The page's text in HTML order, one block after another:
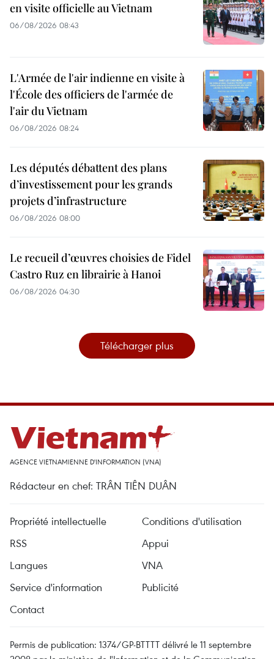
en visite officielle au Vietnam
06/08/2026 08:43
L'Armée de l'air indienne en visite à
l'École des officiers de l'armée de
l'air du Vietnam
06/08/2026 08:24
Les députés débattent des plans
d’investissement pour les grands
projets d’infrastructure
06/08/2026 08:00
Le recueil d’œuvres choisies de Fidel
Castro Ruz en librairie à Hanoi
06/08/2026 04:30
Télécharger plus
AGENCE VIETNAMIENNE D'INFORMATION (VNA)
Rédacteur en chef: TRÂN TIÊN DUÂN
Propriété intellectuelle
Conditions d'utilisation
RSS
Appui
Langues
VNA
Service d'information
Publicité
Contact
Permis de publication: 1374/GP-BTTTT délivré le 11 septembre